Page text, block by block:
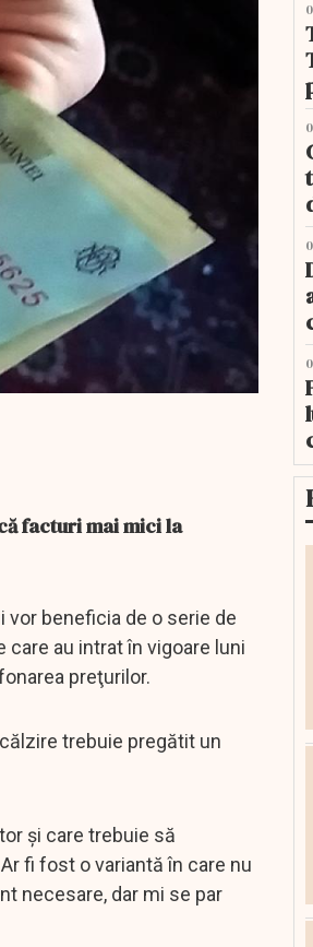
facturi mai mici la
beneficia de o serie de
au intrat în vigoare luni
preţurilor.
trebuie pregătit un
şi care trebuie să
fi fost o variantă în care nu
necesare, dar mi se par